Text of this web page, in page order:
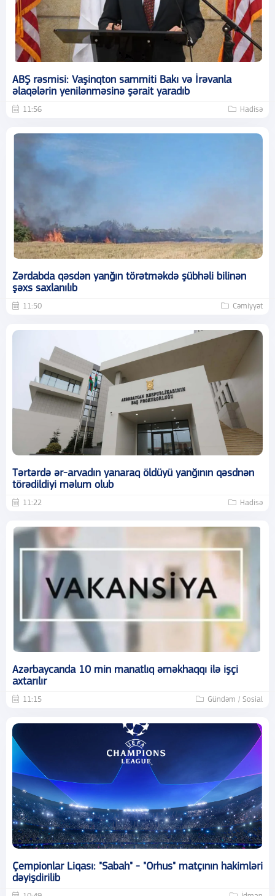
ABŞ rəsmisi: Vaşinqton sammiti Bakı və İrəvanla
əlaqələrin yenilənməsinə şərait yaradıb
11:56 Hadisə
Zərdabda qəsdən yanğın törətməkdə şübhəli bilinən
şəxs saxlanılıb
11:50 Cəmiyyət
Tərtərdə ər-arvadın yanaraq öldüyü yanğının qəsdnən
törədildiyi məlum olub
11:22 Hadisə
Azərbaycanda 10 min manatlıq əməkhaqqı ilə işçi
axtarılır
11:15 Gündəm / Sosial
Çempionlar Liqası: "Sabah" - "Orhus" matçının hakimləri
dəyişdirilib